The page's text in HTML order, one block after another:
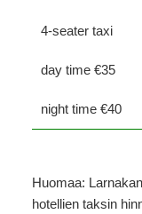
4-seater taxi
day time €35
night time €40
Huomaa:
hotellien taksin